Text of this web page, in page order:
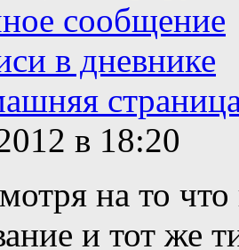
сообщение
в дневнике
в 18:20
на то
и тот же